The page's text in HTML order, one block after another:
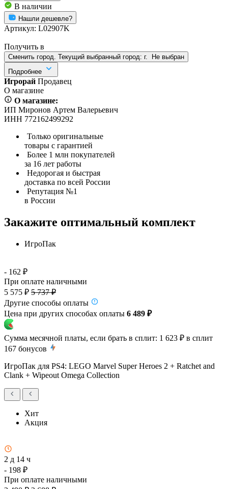
В наличии
Нашли дешевле?
Артикул: L02907K
Получить в
Сменить город. Текущий выбранный город: г.
Не выбран
Подробнее
Игрорай Продавец
О магазине
О магазине:
ИП Миронов Артем Валерьевич
ИНН 772162499292
Только оригинальные
товары с гарантией
Более 1 млн покупателей
за 16 лет работы
Недорогая и быстрая
доставка по всей России
Репутация №1
в России
Закажите оптимальный комплект
ИгроПак
- 162 ₽
При оплате наличными
5 575 ₽ 5 737 ₽
Другие способы оплаты
Цена при других способах оплаты 6 489 ₽
Сумма месячной платы, если брать в сплит: 1 623 ₽ в сплит
167 бонусов
ИгроПак для PS4: LEGO Marvel Super Heroes 2 + Ratchet and
Clank + Wipeout Omega Collection
Хит
Акция
2 д 14 ч
- 198 ₽
При оплате наличными